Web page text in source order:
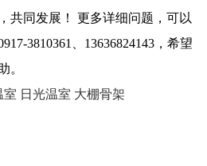
共同发展！ 更多详细问题，可以
3810361、13636824143，希望
。
室 日光温室 大棚骨架